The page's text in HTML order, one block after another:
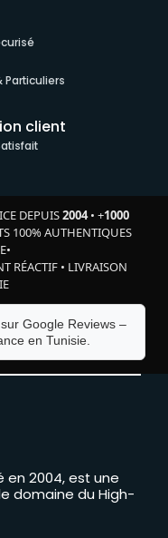
Particuliers
client
DEPUIS2004• +1000
100% AUTHENTIQUES
•
RÉACTIF • LIVRAISON
sur Google Reviews –
en Tunisie.
en 2004, est une
domaine du High-